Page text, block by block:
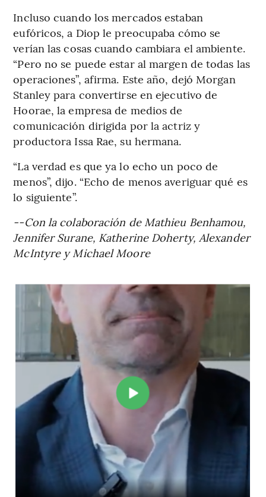
Incluso cuando los mercados estaban
eufóricos, a Diop le preocupaba cómo se
verían las cosas cuando cambiara el ambiente.
“Pero no se puede estar al margen de todas las
operaciones”, afirma. Este año, dejó Morgan
Stanley para convertirse en ejecutivo de
Hoorae, la empresa de medios de
comunicación dirigida por la actriz y
productora Issa Rae, su hermana.
“La verdad es que ya lo echo un poco de
menos”, dijo. “Echo de menos averiguar qué es
lo siguiente”.
--Con la colaboración de Mathieu Benhamou,
Jennifer Surane, Katherine Doherty, Alexander
McIntyre y Michael Moore